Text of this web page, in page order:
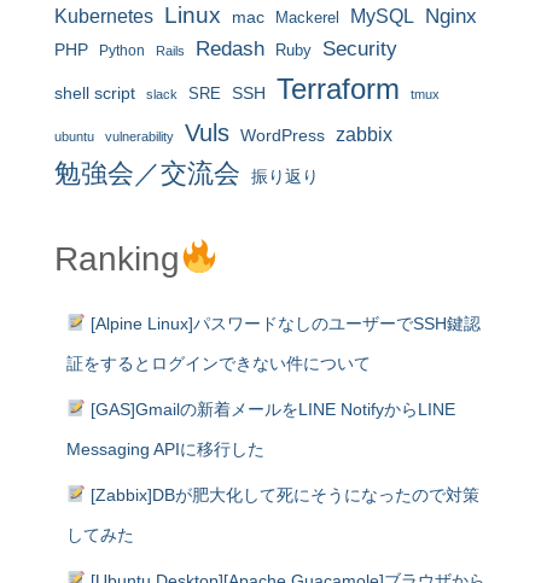
Kubernetes Linux mac Mackerel MySQL Nginx
PHP Python Rails Redash Ruby Security
shell script slack SRE SSH Terraform tmux
ubuntu vulnerability Vuls WordPress zabbix
勉強会／交流会 振り返り
Ranking
[Alpine Linux]パスワードなしのユーザーでSSH鍵認
証をするとログインできない件について
[GAS]Gmailの新着メールをLINE NotifyからLINE
Messaging APIに移行した
[Zabbix]DBが肥大化して死にそうになったので対策
してみた